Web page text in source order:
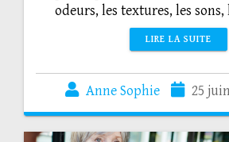
odeurs, les textures, les
LIRE LA SUITE
Anne Sophie 25